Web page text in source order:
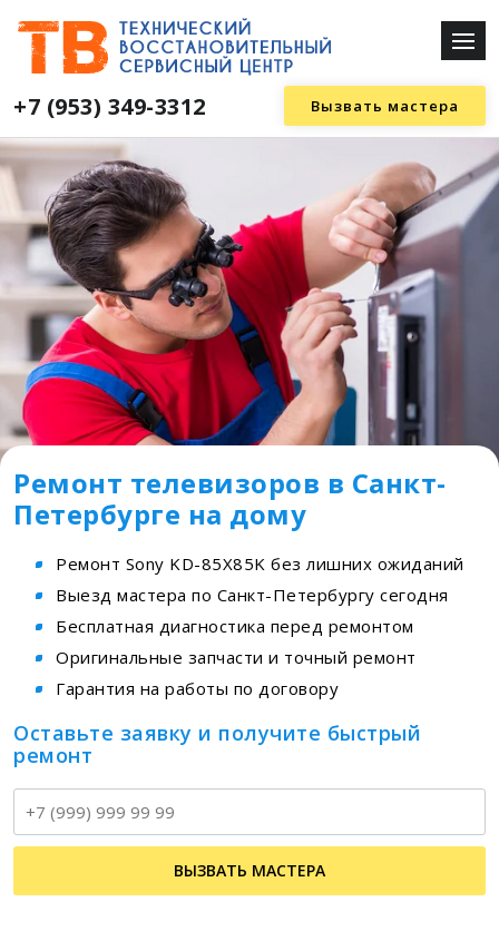
+7 (953) 349-3312 Вызвать мастера
Ремонт телевизоров в Санкт-
Петербурге на дому
Ремонт Sony KD-85X85K без лишних ожиданий
Выезд мастера по Санкт-Петербургу сегодня
Бесплатная диагностика перед ремонтом
Оригинальные запчасти и точный ремонт
Гарантия на работы по договору
Оставьте заявку и получите быстрый
ремонт
ВЫЗВАТЬ МАСТЕРА